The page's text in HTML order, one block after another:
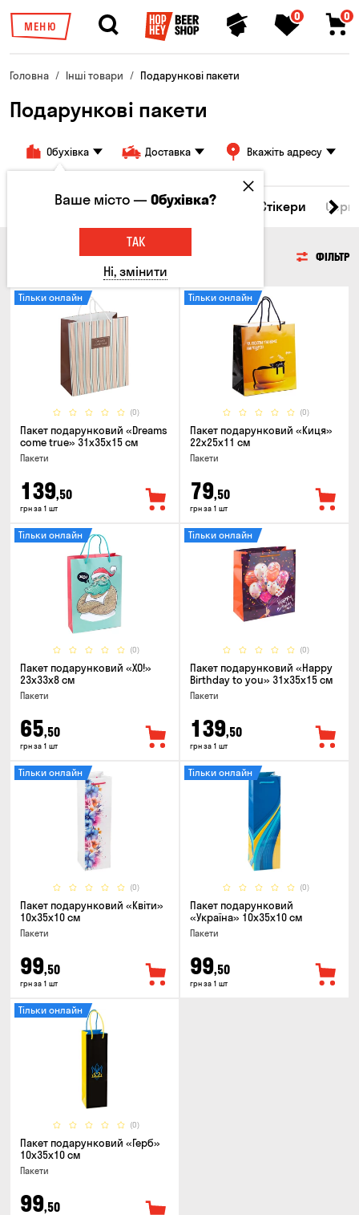
МЕНЮ
0 0
Головна Інші товари Подарункові пакети
Подарункові пакети
Обухівка Доставка Вкажіть адресу
Брелоки Подарункові пакети Стікери
ПОДАРУНКОВІ ПАКЕТИ ФІЛЬТР
(0)
Тільки онлайн
Пакет подарунковий «Dreams
come true» 31x35x15 см
Пакети
139,50
грн за 1 шт
(0)
Тільки онлайн
Пакет подарунковий «Киця»
22x25x11 см
Пакети
79,50
грн за 1 шт
(0)
Тільки онлайн
Пакет подарунковий «ХО!»
23x33x8 см
Пакети
65,50
грн за 1 шт
(0)
Тільки онлайн
Пакет подарунковий «Happy
Birthday to you» 31x35x15 cм
Пакети
139,50
грн за 1 шт
(0)
Тільки онлайн
Пакет подарунковий «Квіти»
10x35x10 см
Пакети
99,50
грн за 1 шт
(0)
Тільки онлайн
Пакет подарунковий
«Україна» 10x35x10 см
Пакети
99,50
грн за 1 шт
(0)
Тільки онлайн
Пакет подарунковий «Герб»
10x35x10 см
Пакети
99,50
Ваше місто —Обухівка?
ТАК
Ні, змінити